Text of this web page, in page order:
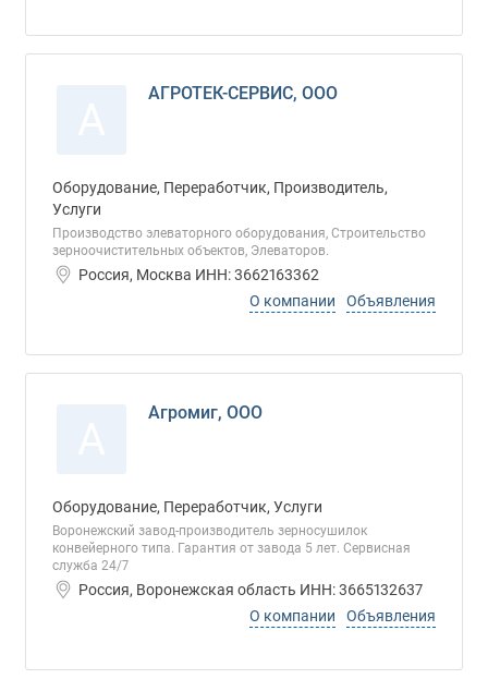
АГРОТЕК-СЕРВИС, ООО
Оборудование, Переработчик, Производитель,
Услуги
Производство элеваторного оборудования, Строительство
зерноочистительных объектов, Элеваторов.
Россия, Москва ИНН: 3662163362
О компании
Объявления
Агромиг, ООО
Оборудование, Переработчик, Услуги
Воронежский завод-производитель зерносушилок
конвейерного типа. Гарантия от завода 5 лет. Сервисная
служба 24/7
Россия, Воронежская область ИНН: 3665132637
О компании
Объявления